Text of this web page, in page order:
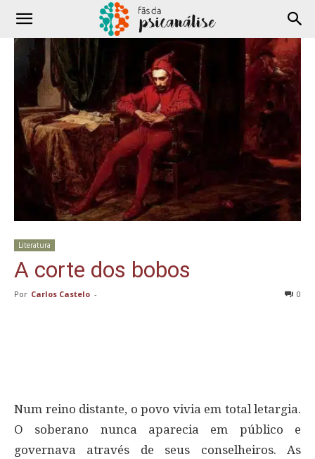
Literatura
A corte dos bobos
Por Carlos Castelo - 0
Num reino distante, o povo vivia em total letargia.
O soberano nunca aparecia em público e
governava através de seus conselheiros. As